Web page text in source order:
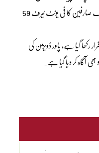
منظوری دی گئی جس کے بعد جولائی سے بلک صارفین کا فی یونٹ ٹیرف 59
رکھا گیا ہے، پاور ڈویژن کی
آگاہ کر دیا گیا ہے۔